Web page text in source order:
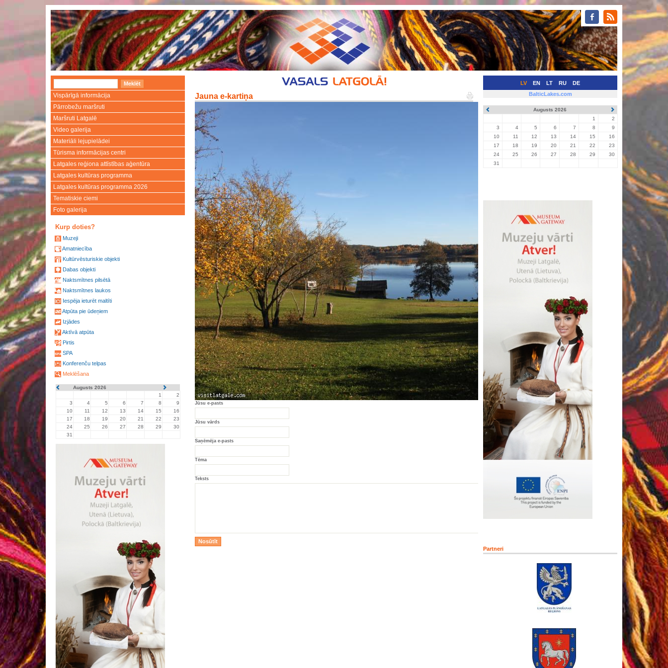
LV EN LT RU DE
Vispārīgā informācija
Pārrobežu maršruti
Maršruti Latgalē
Video galerija
Materiāli lejupielādei
Tūrisma informācijas centri
Latgales reģiona attīstības aģentūra
Latgales kultūras programma
Latgales kultūras programma 2026
Tematiskie ciemi
Foto galerija
Kurp doties?
Muzeji
Amatniecība
Kultūrvēsturiskie objekti
Dabas objekti
Naktsmītnes pilsētā
Naktsmītnes laukos
Iespēja ieturēt maltīti
Atpūta pie ūdeņiem
Izjādes
Aktīvā atpūta
Pirtis
SPA
Konferenču telpas
Meklēšana
Augusts 2026
1
2
3
4 5 6 7 8
9
10
11 12 13 14 15
16
17
18 19 20 21 22
23
24
25 26 27 28 29
30
31
Jauna e-kartiņa
Jūsu e-pasts
Jūsu vārds
Saņēmēja e-pasts
Tēma
Teksts
BalticLakes.com
Augusts 2026
1
2
3
4 5 6 7 8
9
10
11 12 13 14 15
16
17
18 19 20 21 22
23
24
25 26 27 28 29
30
31
Partneri